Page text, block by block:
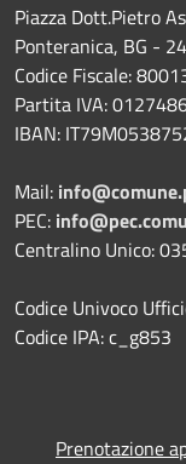
Piazza Dott.Pietro
Ponteranica, BG -
Codice Fiscale:
Partita IVA:
IBAN:
Mail:
PEC:
Centralino Unico:
Codice Univoco
Codice IPA: c_g853
Prenotazione